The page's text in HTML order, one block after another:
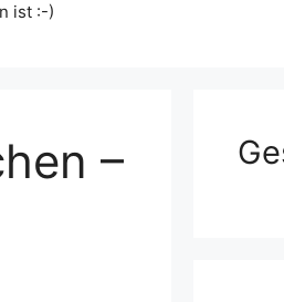
ist :-)
–